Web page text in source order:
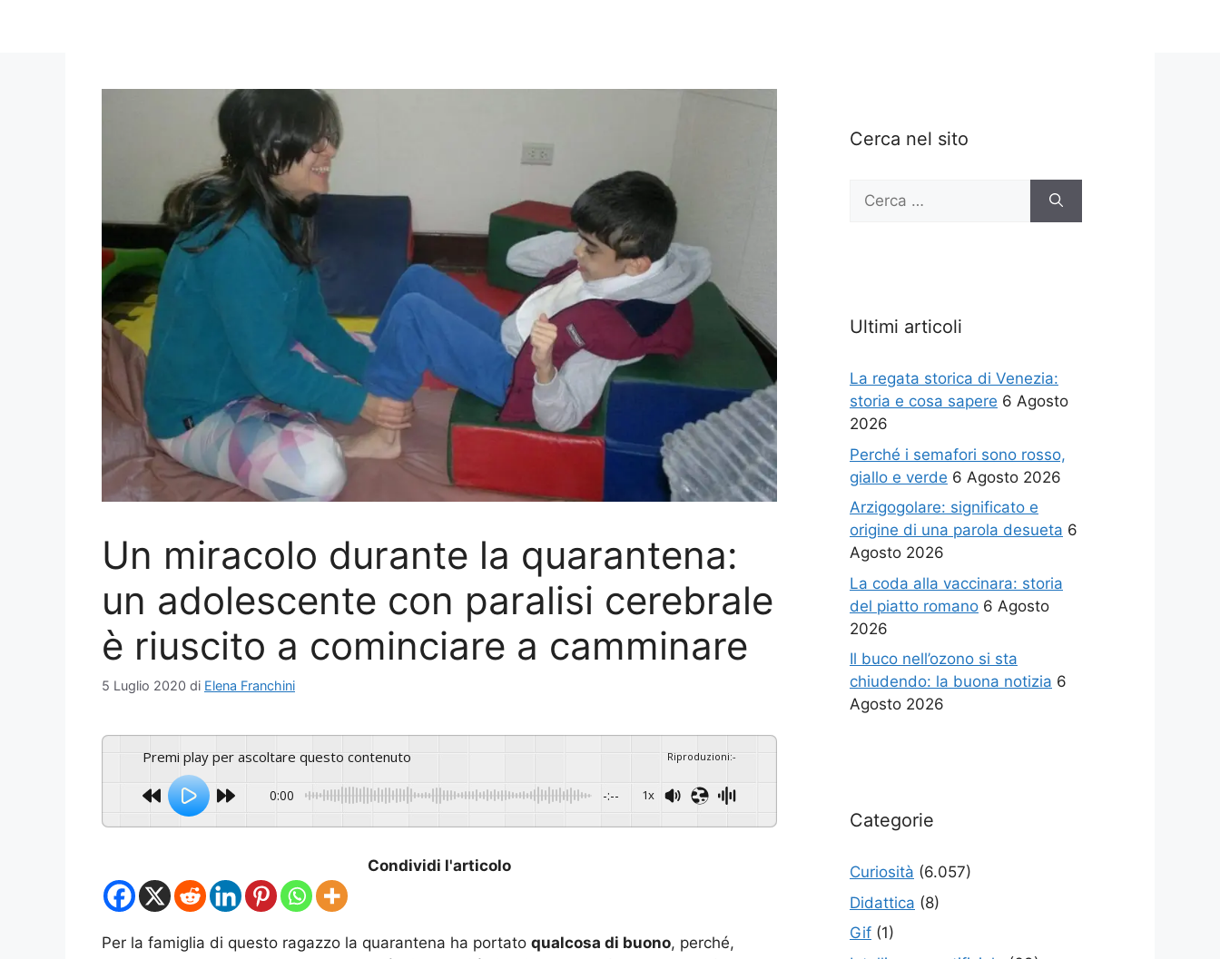
Un miracolo durante la quarantena:
un adolescente con paralisi cerebrale
è riuscito a cominciare a camminare
5 Luglio 2020 di Elena Franchini
Premi play per ascoltare questo contenuto Riproduzioni:-
0:00 -:-- 1x
Condividi l'articolo
Per la famiglia di questo ragazzo la quarantena ha portato qualcosa di buono, perché,
Cerca nel sito
Ricerca
Ultimi articoli
La regata storica di Venezia:
storia e cosa sapere 6 Agosto
2026
Perché i semafori sono rosso,
giallo e verde 6 Agosto 2026
Arzigogolare: significato e
origine di una parola desueta 6
Agosto 2026
La coda alla vaccinara: storia
del piatto romano 6 Agosto
2026
Il buco nell’ozono si sta
chiudendo: la buona notizia 6
Agosto 2026
Categorie
Curiosità (6.057)
Didattica (8)
Gif (1)